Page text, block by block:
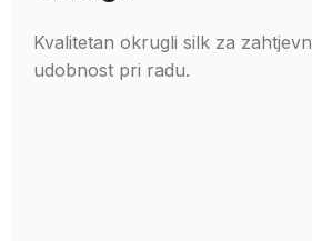
Kvalitetan okrugli silk za
udobnost pri radu.